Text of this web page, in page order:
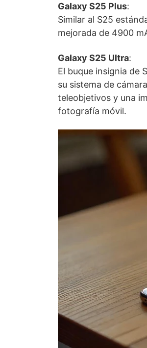
Galaxy S25 Plus:
Similar al S25
mejorada de 4900
Galaxy S25 Ultra:
El buque insignia de
su sistema de
teleobjetivos y una
fotografía móvil.